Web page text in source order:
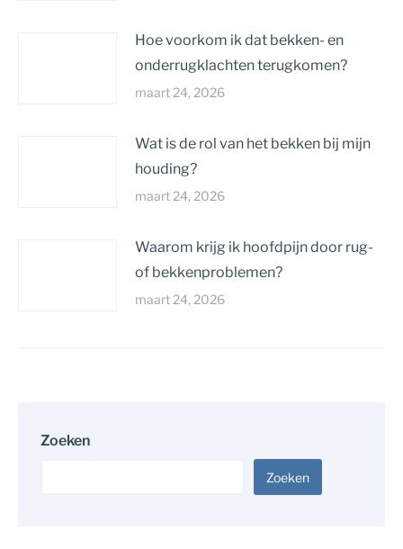
Hoe voorkom ik dat bekken- en
onderrugklachten terugkomen?
maart 24, 2026
Wat is de rol van het bekken bij mijn
houding?
maart 24, 2026
Waarom krijg ik hoofdpijn door rug-
of bekkenproblemen?
maart 24, 2026
Zoeken
Zoeken